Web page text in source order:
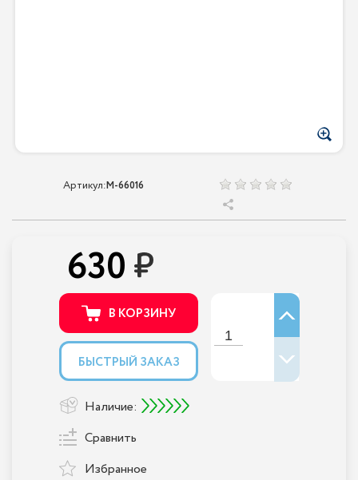
Артикул:M-66016
630
В КОРЗИНУ
БЫСТРЫЙ ЗАКАЗ
Наличие:
Сравнить
Избранное